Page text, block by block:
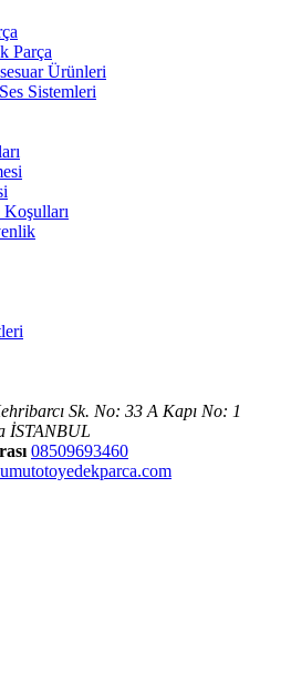
Parça
Ürünleri
Sistemleri
Sk. No: 33 A Kapı No: 1
İSTANBUL
08509693460